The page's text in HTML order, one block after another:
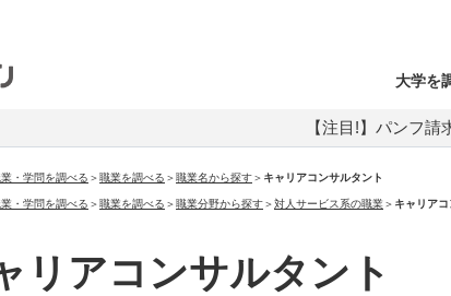
大学を
【注目!】パンフ
・学問を調べる ＞職業を調べる ＞職業名から探す＞ キャリアコンサルタント
・学問を調べる ＞職業を調べる ＞職業分野から探す＞対人サービス系の職業＞ キャリア
リアコンサルタント